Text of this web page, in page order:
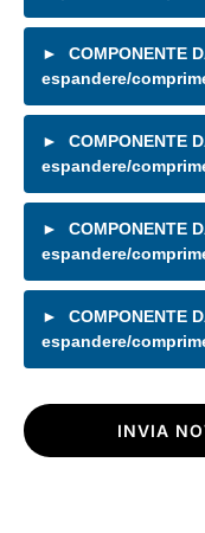
COMPONENTE
espandere/
COMPONENTE
espandere/
COMPONENTE
espandere/
COMPONENTE
espandere/